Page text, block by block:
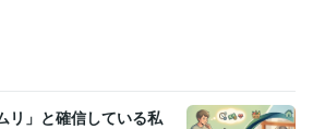
リ」と確信している私